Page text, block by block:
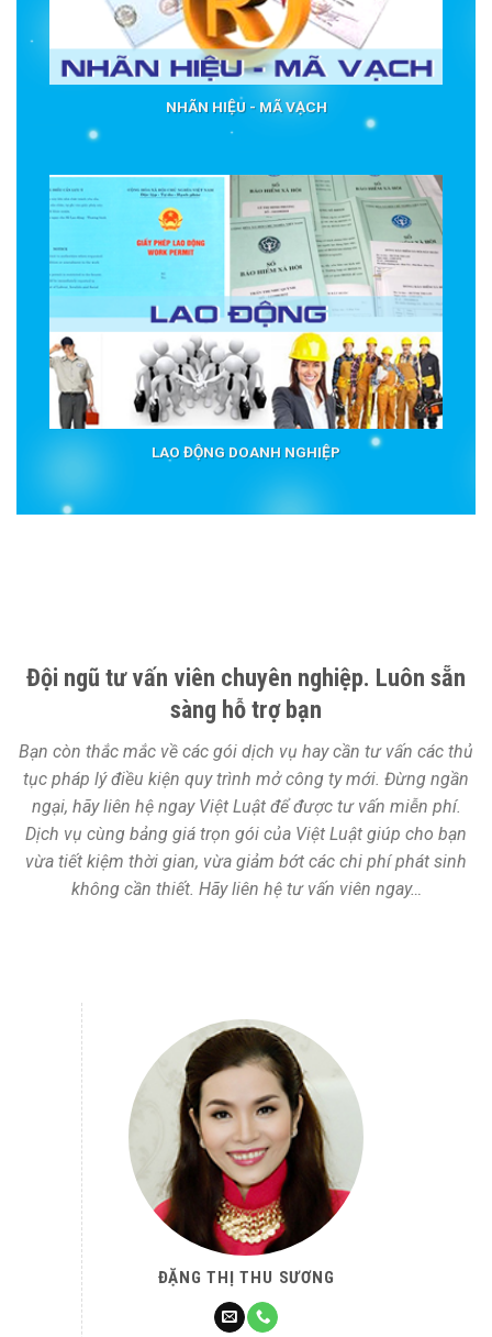
NHÃN HIỆU - MÃ VẠCH
LAO ĐỘNG DOANH NGHIỆP
Đội ngũ tư vấn viên chuyên nghiệp. Luôn sẵn
sàng hỗ trợ bạn
Bạn còn thắc mắc về các gói dịch vụ hay cần tư vấn các thủ
tục pháp lý điều kiện quy trình mở công ty mới. Đừng ngần
ngại, hãy liên hệ ngay Việt Luật để được tư vấn miễn phí.
Dịch vụ cùng bảng giá trọn gói của Việt Luật giúp cho bạn
vừa tiết kiệm thời gian, vừa giảm bớt các chi phí phát sinh
không cần thiết. Hãy liên hệ tư vấn viên ngay…
ĐẶNG THỊ THU SƯƠNG